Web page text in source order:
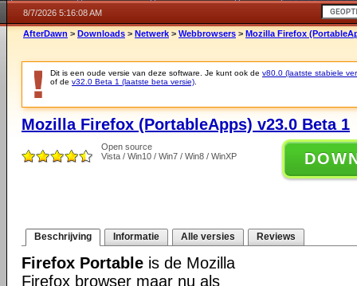
8/7/2026 5:16:08 AM
AfterDawn > Downloads > Netwerk > Webbrowsers > Mozilla Firefox
Dit is een oude versie van deze software. Je kunt ook de v80.0 (laatste stabiele
of de v32.0 Beta 1 (laatste beta versie)
Mozilla Firefox (PortableApps) v23.0 Beta 1
Open source
Vista / Win10 / Win7 / Win8 / WinXP
Beschrijving Informatie Alle versies Reviews
Firefox Portable is de Mozilla
Firefox browser maar nu als